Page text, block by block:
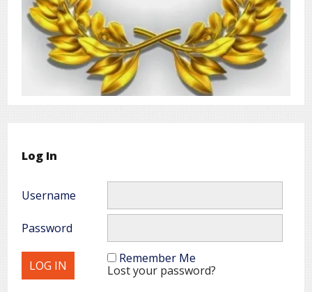
Log In
Username
Password
Remember Me
Lost your password?